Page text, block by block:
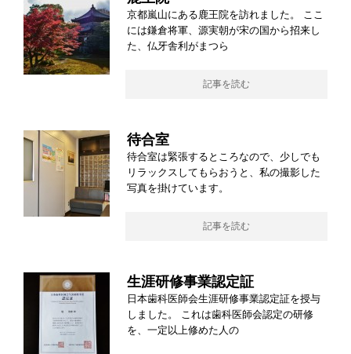
京都嵐山にある鹿王院を訪れました。 ここ
には鎌倉将軍、源実朝が宋の国から招来し
た、仏牙舎利がまつら
記事を読む
待合室
待合室は緊張するところなので、少しでも
リラックスしてもらおうと、私の撮影した
写真を掛けています。
記事を読む
生涯研修事業認定証
日本歯科医師会生涯研修事業認定証を授与
しました。 これは歯科医師会認定の研修
を、一定以上修めた人の